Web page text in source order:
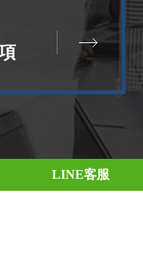
LINE客服